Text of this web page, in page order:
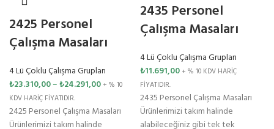
2425 Personel
Çalışma Masaları
4 Lü Çoklu Çalışma Grupları
₺23.310,00–₺24.291,00 + % 10
KDV HARİÇ FİYATIDIR.
2425 Personel Çalışma Masaları
Ürünlerimizi takım halinde
2435 Personel
Çalışma Masaları
4 Lü Çoklu Çalışma Grupları
₺11.691,00 + % 10 KDV HARİÇ
FİYATIDIR.
2435 Personel Çalışma Masaları
Ürünlerimizi takım halinde
alabileceğiniz gibi tek tek